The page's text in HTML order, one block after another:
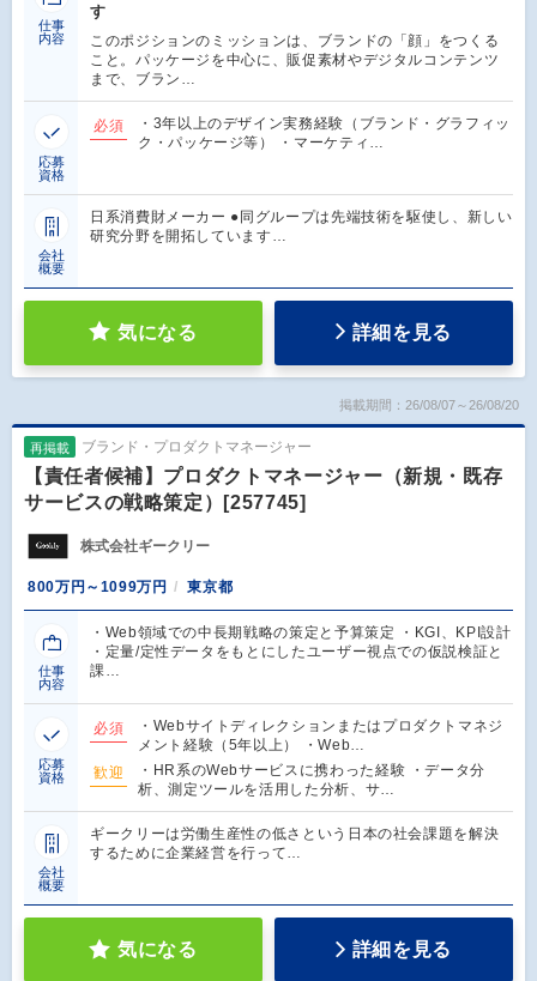
仕事
内容
す
このポジションのミッションは、ブランドの「顔」をつくる
こと。パッケージを中心に、販促素材やデジタルコンテンツ
まで、ブラン…
応募
資格
必須
・3年以上のデザイン実務経験（ブランド・グラフィッ
ク・パッケージ等） ・マーケティ…
会社
概要
日系消費財メーカー ●同グループは先端技術を駆使し、新しい
研究分野を開拓しています…
気になる 詳細を見る
掲載期間：26/08/07～26/08/20
再掲載 ブランド・プロダクトマネージャー
【責任者候補】プロダクトマネージャー（新規・既存
サービスの戦略策定）[257745]
株式会社ギークリー
800万円～1099万円 東京都
仕事
内容
・Web領域での中長期戦略の策定と予算策定 ・KGI、KPI設計
・定量/定性データをもとにしたユーザー視点での仮説検証と
課…
応募
資格
必須
・Webサイトディレクションまたはプロダクトマネジ
メント経験（5年以上） ・Web…
歓迎
・HR系のWebサービスに携わった経験 ・データ分
析、測定ツールを活用した分析、サ…
会社
概要
ギークリーは労働生産性の低さという日本の社会課題を解決
するために企業経営を行って…
気になる 詳細を見る